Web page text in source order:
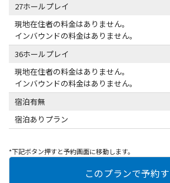
27ホールプレイ
現地在住者の料金はありません。
インバウンドの料金はありません。
36ホールプレイ
現地在住者の料金はありません。
インバウンドの料金はありません。
宿泊有無
宿泊ありプラン
*下記ボタン押すと予約画面に移動します。